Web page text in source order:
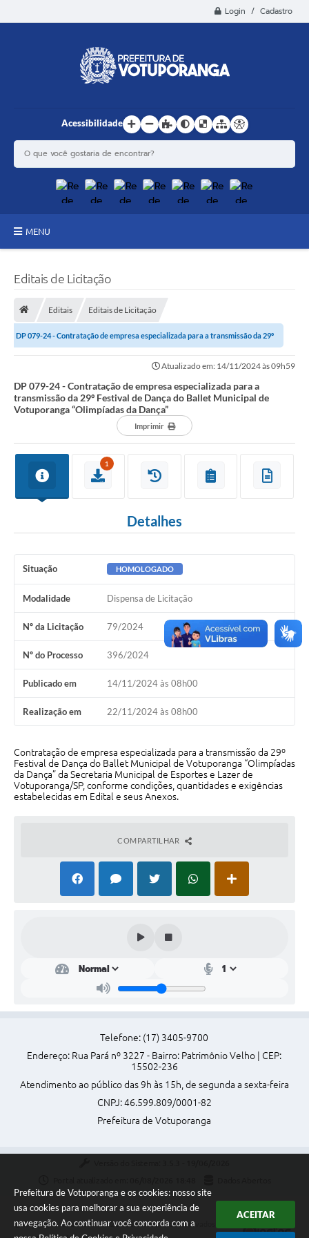
Prefeitura de Votuporanga e os cookies: nosso site
usa cookies para melhorar a sua experiência de
navegação. Ao continuar você concorda com a
ACEITAR
Login / Cadastro
Acessibilidade
MENU
SIC
Prestação de Contas
Conselhos Municipais
Arquivos para Download
Contas Públicas
Legislação
Perguntas Frequentes
Transparência
Audiências Públicas
Links
Telefones Úteis
Editais de Licitação
Editais Editais de Licitação
DP 079-24 - Contratação de empresa especializada para a transmissão da 29º
Atualizado em: 14/11/2024 às 09h59
DP 079-24 - Contratação de empresa especializada para a
transmissão da 29º Festival de Dança do Ballet Municipal de
Votuporanga “Olimpíadas da Dança”
Imprimir
1
Detalhes
Situação HOMOLOGADO
Modalidade Dispensa de Licitação
Nº da Licitação 79/2024
Nº do Processo 396/2024
Publicado em 14/11/2024 às 08h00
Realização em 22/11/2024 às 08h00
Contratação de empresa especializada para a transmissão da 29º
Festival de Dança do Ballet Municipal de Votuporanga “Olimpíadas
da Dança” da Secretaria Municipal de Esportes e Lazer de
Votuporanga/SP, conforme condições, quantidades e exigências
estabelecidas em Edital e seus Anexos.
COMPARTILHAR
Telefone: (17) 3405-9700
Endereço: Rua Pará nº 3227 - Bairro: Patrimônio Velho | CEP:
15502-236
Atendimento ao público das 9h às 15h, de segunda a sexta-feira
CNPJ: 46.599.809/0001-82
Prefeitura de Votuporanga
Copyright Instar - 2006-2026. Todos os direitos reservados -